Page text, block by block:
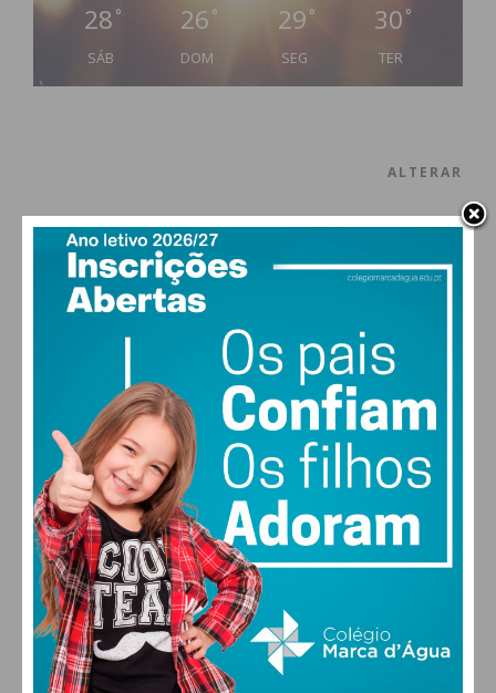
28 °
SÁB
26 °
DOM
29 °
SEG
30 °
TER
ALTERAR
FARMACIAS DE SERVIÇO EM PAÇOS DE
FERREIRA
27,0k
Fans Followers
1,2k